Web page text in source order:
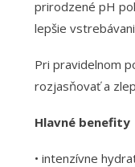
prirodzené pH
lepšie
Pri pravidelnom
rozjasňovať a
Hlavné benefity
• intenzívne